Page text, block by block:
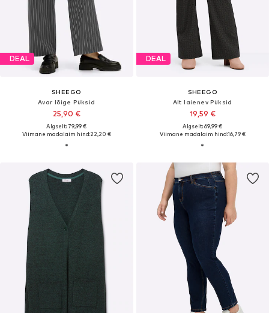
DEAL
SHEEGO
Avar lõige Püksid
25,90 €
Algselt: 79,99 €
Viimane madalaim hind:22,20 €
DEAL
SHEEGO
Alt laienev Püksid
19,59 €
Algselt: 69,99 €
Viimane madalaim hind:16,79 €